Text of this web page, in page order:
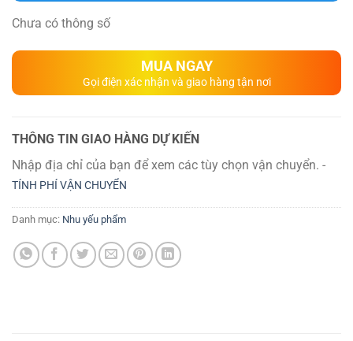
Chưa có thông số
MUA NGAY
Gọi điện xác nhận và giao hàng tận nơi
THÔNG TIN GIAO HÀNG DỰ KIẾN
Nhập địa chỉ của bạn để xem các tùy chọn vận chuyển. -
TÍNH PHÍ VẬN CHUYỂN
Danh mục: Nhu yếu phẩm